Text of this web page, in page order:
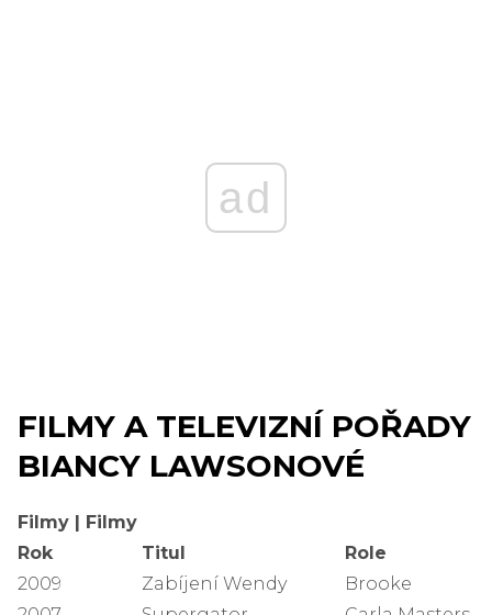
ad
FILMY A TELEVIZNÍ POŘADY
BIANCY LAWSONOVÉ
Filmy | Filmy
Rok
Titul
Role
2009
Zabíjení Wendy
Brooke